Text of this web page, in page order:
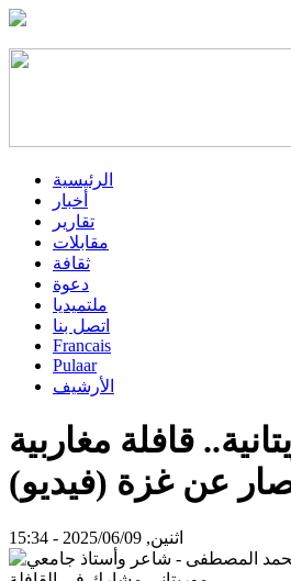
الرئيسية
أخبار
تقارير
مقابلات
ثقافة
دعوة
ملتميديا
اتصل بنا
Francais
Pulaar
الأرشيف
قافلة مغاربية
عن غزة (فيديو)
اثنين, 2025/06/09 - 15:34